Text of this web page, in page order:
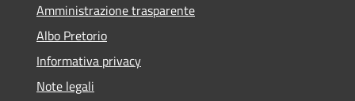
Amministrazione trasparente
Albo Pretorio
Informativa privacy
Note legali